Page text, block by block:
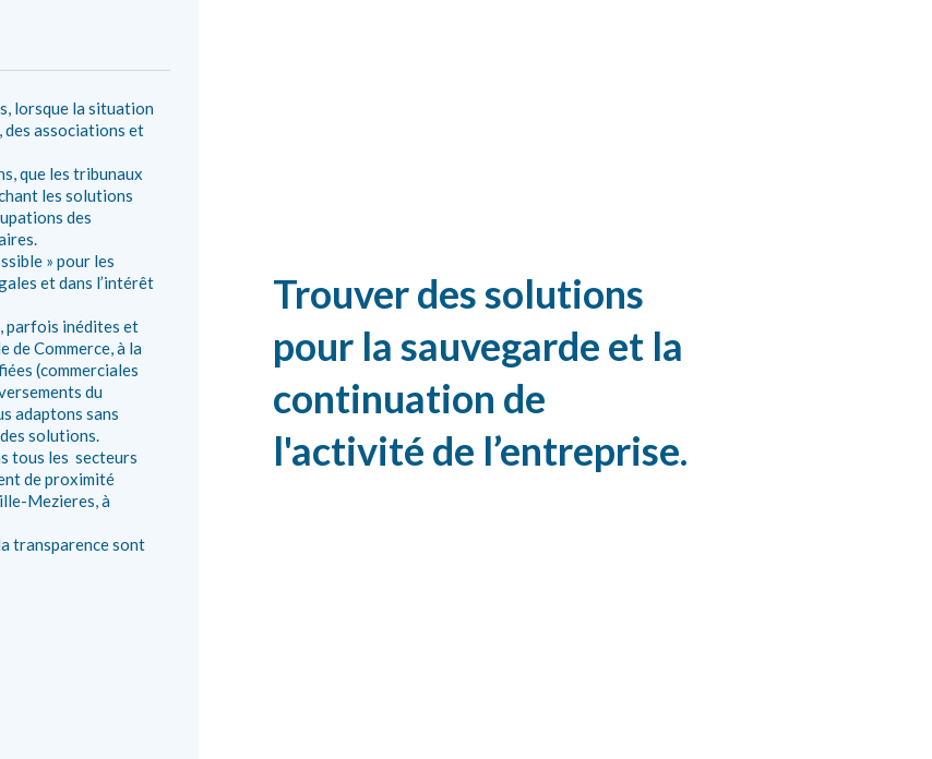
lorsque la situation
des associations et
que les tribunaux
les solutions
des
» pour les
et dans l’intérêt
parfois inédites et
de Commerce, à la
(commerciales
du
adaptons sans
solutions.
tous les secteurs
de proximité
Mezieres, à
transparence sont
Trouver des solutions
pour la sauvegarde et la
continuation de
l'activité de l’entreprise.